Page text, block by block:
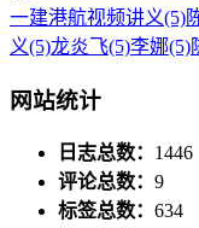
一建港航视频讲义(5)
义(5)龙炎飞(5)李娜(5)
网站统计
日志总数： 1446
评论总数： 9
标签总数： 634